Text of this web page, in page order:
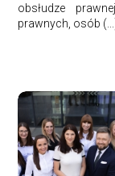
obsłudze
prawnych, osób